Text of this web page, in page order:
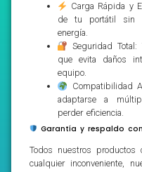
Carga Rápida y
de tu portátil sin
energía.
Seguridad Total:
que evita daños
equipo.
Compatibilidad
adaptarse a
perder eficiencia.
Garantía y respaldo
Todos nuestros productos
cualquier inconveniente,